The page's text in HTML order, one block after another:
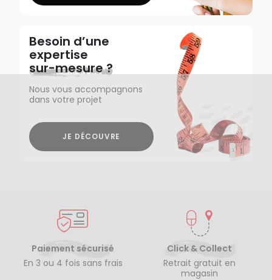
Besoin d’une
expertise
sur-mesure ?
Nous vous accompagnons
dans votre projet
JE DÉCOUVRE
Paiement sécurisé
En 3 ou 4 fois sans frais
Click & Collect
Retrait gratuit en
magasin